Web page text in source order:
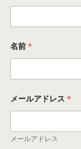
名前*
メールアドレス *
メールアドレス